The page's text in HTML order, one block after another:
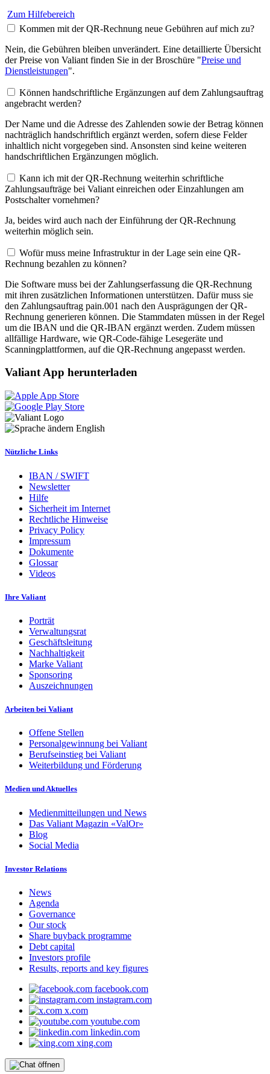
Zum Hilfebereich
Kommen mit der QR-Rechnung neue Gebühren auf mich zu?
Nein, die Gebühren bleiben unverändert. Eine detaillierte Übersicht
der Preise von Valiant finden Sie in der Broschüre "Preise und
Dienstleistungen".
Können handschriftliche Ergänzungen auf dem Zahlungsauftrag
angebracht werden?
Der Name und die Adresse des Zahlenden sowie der Betrag können
nachträglich handschriftlich ergänzt werden, sofern diese Felder
inhaltlich nicht vorgegeben sind. Ansonsten sind keine weiteren
handschriftlichen Ergänzungen möglich.
Kann ich mit der QR-Rechnung weiterhin schriftliche
Zahlungsaufträge bei Valiant einreichen oder Einzahlungen am
Postschalter vornehmen?
Ja, beides wird auch nach der Einführung der QR-Rechnung
weiterhin möglich sein.
Wofür muss meine Infrastruktur in der Lage sein eine QR-
Rechnung bezahlen zu können?
Die Software muss bei der Zahlungserfassung die QR-Rechnung
mit ihren zusätzlichen Informationen unterstützen. Dafür muss sie
den Zahlungsauftrag pain.001 nach den Ausprägungen der QR-
Rechnung generieren können. Die Stammdaten müssen in der Regel
um die IBAN und die QR-IBAN ergänzt werden. Zudem müssen
allfällige Hardware, wie QR-Code-fähige Lesegeräte und
Scanningplattformen, auf die QR-Rechnung angepasst werden.
Valiant App herunterladen
English
Nützliche Links
IBAN / SWIFT
Newsletter
Hilfe
Sicherheit im Internet
Rechtliche Hinweise
Privacy Policy
Impressum
Dokumente
Glossar
Videos
Ihre Valiant
Porträt
Verwaltungsrat
Geschäftsleitung
Nachhaltigkeit
Marke Valiant
Sponsoring
Auszeichnungen
Arbeiten bei Valiant
Offene Stellen
Personalgewinnung bei Valiant
Berufseinstieg bei Valiant
Weiterbildung und Förderung
Medien und Aktuelles
Medienmitteilungen und News
Das Valiant Magazin «ValOr»
Blog
Social Media
Investor Relations
News
Agenda
Governance
Our stock
Share buyback programme
Debt capital
Investors profile
Results, reports and key figures
facebook.com
instagram.com
x.com
youtube.com
linkedin.com
xing.com